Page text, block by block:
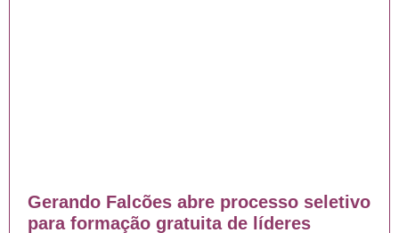
Gerando Falcões abre processo seletivo
para formação gratuita de líderes